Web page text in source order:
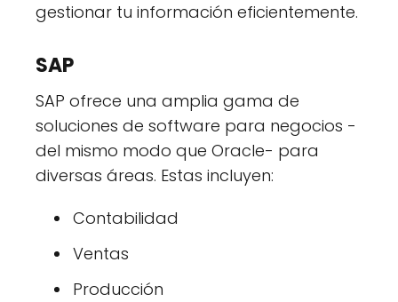
gestionar tu información eficientemente.
SAP
SAP ofrece una amplia gama de
soluciones de software para negocios -
del mismo modo que Oracle- para
diversas áreas. Estas incluyen:
Contabilidad
Ventas
Producción